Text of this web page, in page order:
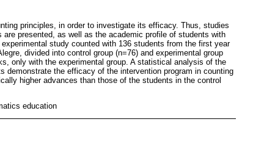
principles, in order to investigate its efficacy. Thus, studies
presented, as well as the academic profile of students with
study counted with 136 students from the first year
divided into control group (n=76) and experimental group
only with the experimental group. A statistical analysis of the
demonstrate the efficacy of the intervention program in counting
higher advances than those of the students in the control
education